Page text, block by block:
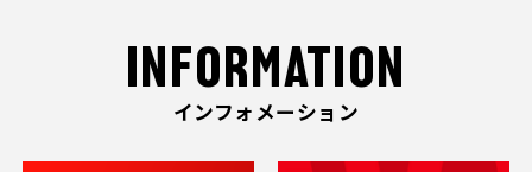
INFORMATION
インフォメーション